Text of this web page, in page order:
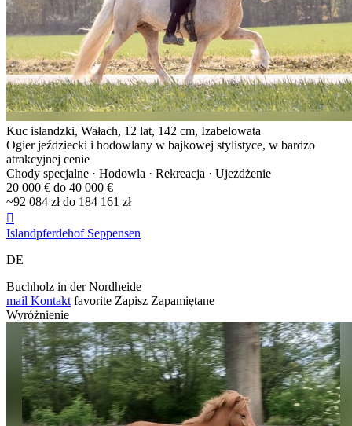
Kuc islandzki, Wałach, 12 lat, 142 cm, Izabelowata
Ogier jeździecki i hodowlany w bajkowej stylistyce, w bardzo
atrakcyjnej cenie
Chody specjalne · Hodowla · Rekreacja · Ujeżdżenie
20 000 € do 40 000 €
~92 084 zł do 184 161 zł

Islandpferdehof Seppensen
DE
Buchholz in der Nordheide
mail Kontakt favorite Zapisz Zapamiętane
Wyróżnienie